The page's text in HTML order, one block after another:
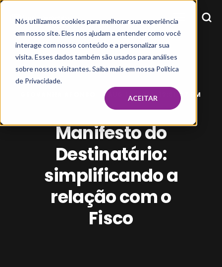
Nós utilizamos cookies para melhorar sua experiência
em nosso site. Eles nos ajudam a entender como você
interage com nosso conteúdo e a personalizar sua
visita. Esses dados também são usados para análises
sobre nossos visitantes. Saiba mais em nossa Política
de Privacidade.
ACEITAR
AUG 19, 2019, 12:31:07 PM
Manifesto do
Destinatário:
simplificando a
relação com o
Fisco